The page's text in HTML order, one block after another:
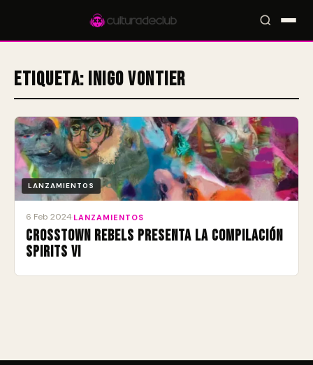
Accesos rápidos:🎪 Eventos🎤 Artistas📍 Locales📰 Radar
Etiqueta: Inigo Vontier
LANZAMIENTOS
6 Feb 2024 LANZAMIENTOS
Crosstown Rebels presenta la compilación
SPIRITS VI